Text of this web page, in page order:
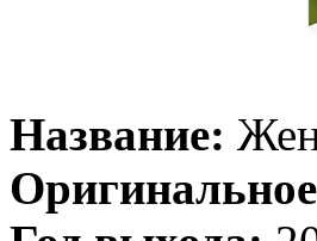
Название: